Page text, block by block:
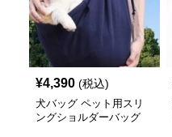
¥4,390 (税込)
犬バッグ ペット用スリ
ングショルダーバッグ